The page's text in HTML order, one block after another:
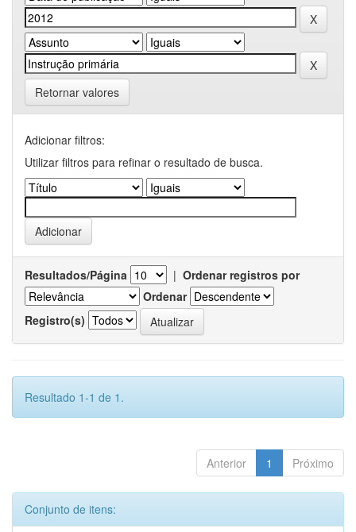
Retornar valores
Adicionar filtros:
Utilizar filtros para refinar o resultado de busca.
Resultados/Página | Ordenar registros por
Ordenar
Registro(s)
Resultado 1-1 de 1.
Anterior 1 Próximo
Conjunto de itens: